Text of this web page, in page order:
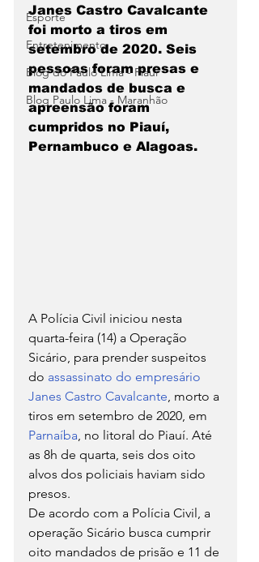
Esporte
Entretenimento
Blog do Paulo Lima - Piaui
Blog Paulo Lima - Maranhão
Janes Castro Cavalcante
foi morto a tiros em
setembro de 2020. Seis
pessoas foram presas e
mandados de busca e
apreensão foram
cumpridos no Piauí,
Pernambuco e Alagoas.
A Polícia Civil iniciou nesta
quarta-feira (14) a Operação
Sicário, para prender suspeitos
do assassinato do empresário
Janes Castro Cavalcante , morto a
tiros em setembro de 2020, em
Parnaíba , no litoral do Piauí. Até
as 8h de quarta, seis dos oito
alvos dos policiais haviam sido
presos.
De acordo com a Polícia Civil, a
operação Sicário busca cumprir
oito mandados de prisão e 11 de